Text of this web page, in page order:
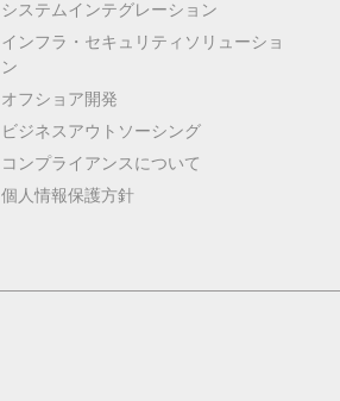
システムインテグレーション
インフラ・セキュリティソリューショ
ン
オフショア開発
ビジネスアウトソーシング
コンプライアンスについて
個人情報保護方針